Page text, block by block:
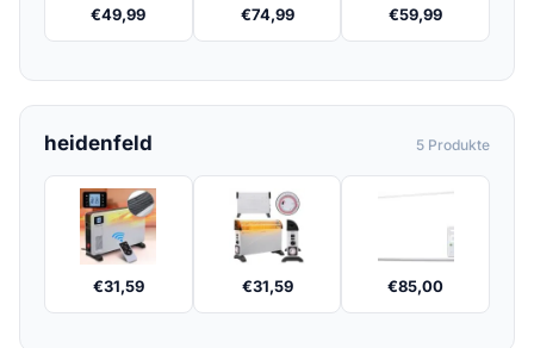
€49,99 €74,99 €59,99
heidenfeld 5 Produkte
€31,59 €31,59 €85,00